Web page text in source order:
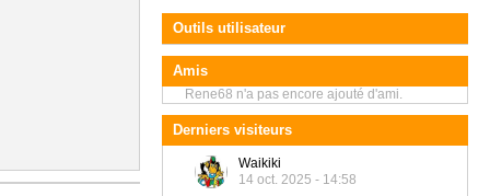
Outils utilisateur
Amis
Rene68 n'a pas encore ajouté d'ami.
Derniers visiteurs
Waikiki
14 oct. 2025 - 14:58